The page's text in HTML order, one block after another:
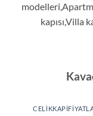
kapısı,Villa